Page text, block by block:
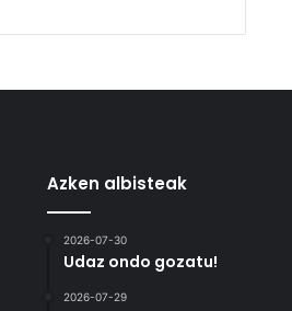
Azken albisteak
2026-07-30
Udaz ondo gozatu!
2026-07-29